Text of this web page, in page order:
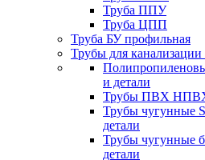
Труба ППУ
Труба ЦПП
Труба БУ профильная
Трубы для канализации
и детали
Трубы ПВХ НПВХ
Трубы чугунные
детали
Трубы чугунные
детали